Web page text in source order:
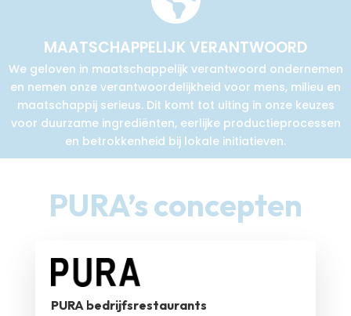
MAATSCHAPPELIJK VERANTWOORD
We geloven in maatschappelijk verantwoord ondernemen
en nemen onze verantwoordelijkheid voor mens, milieu en
maatschappij serieus. Dit komt tot uiting in onze keuzes
voor duurzame ingrediënten, eerlijke productieprocessen
en betrokkenheid bij lokale initiatieven.
PURA’s concepten
PURA bedrijfsrestaurants